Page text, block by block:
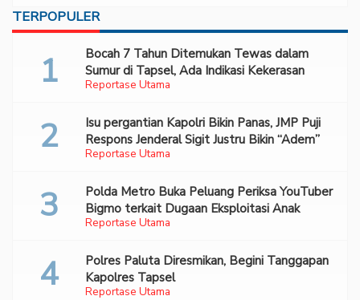
TERPOPULER
Reportase Utama
Bocah 7 Tahun Ditemukan Tewas dalam
Sumur di Tapsel, Ada Indikasi Kekerasan
Reportase Utama
Isu pergantian Kapolri Bikin Panas, JMP Puji
Respons Jenderal Sigit Justru Bikin “Adem”
Reportase Utama
Polda Metro Buka Peluang Periksa YouTuber
Bigmo terkait Dugaan Eksploitasi Anak
Reportase Utama
Polres Paluta Diresmikan, Begini Tanggapan
Kapolres Tapsel